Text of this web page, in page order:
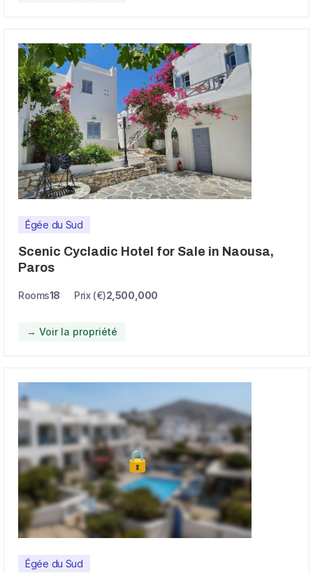
Égée du Sud
Scenic Cycladic Hotel for Sale in Naousa,
Paros
Rooms18 Prix (€)2,500,000
→ Voir la propriété
Égée du Sud